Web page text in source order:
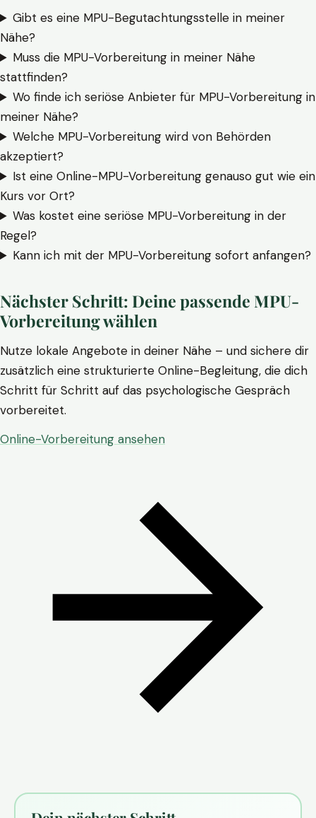
Gibt es eine MPU-Begutachtungsstelle in meiner
Nähe?
Muss die MPU-Vorbereitung in meiner Nähe
stattfinden?
Wo finde ich seriöse Anbieter für MPU-Vorbereitung in
meiner Nähe?
Welche MPU-Vorbereitung wird von Behörden
akzeptiert?
Ist eine Online-MPU-Vorbereitung genauso gut wie ein
Kurs vor Ort?
Was kostet eine seriöse MPU-Vorbereitung in der
Regel?
Kann ich mit der MPU-Vorbereitung sofort anfangen?
Nächster Schritt: Deine passende MPU-
Vorbereitung wählen
Nutze lokale Angebote in deiner Nähe – und sichere dir
zusätzlich eine strukturierte Online-Begleitung, die dich
Schritt für Schritt auf das psychologische Gespräch
vorbereitet.
Online-Vorbereitung ansehen